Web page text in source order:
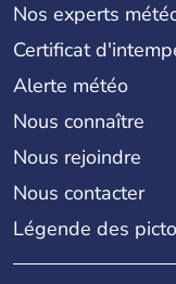
Nos experts
Certificat
Alerte météo
Nous connaître
Nous rejoindre
Nous contacter
Légende des